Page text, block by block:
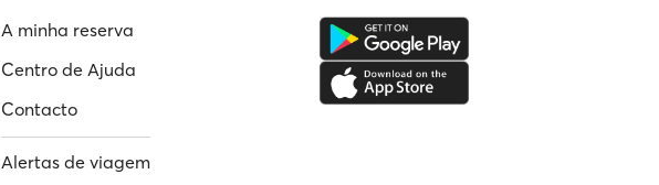
A minha reserva
Centro de Ajuda
Contacto
Alertas de viagem